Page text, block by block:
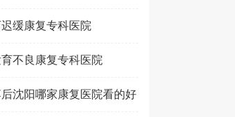
缓康复专科医院
不良康复专科医院
后沈阳哪家康复医院看的好